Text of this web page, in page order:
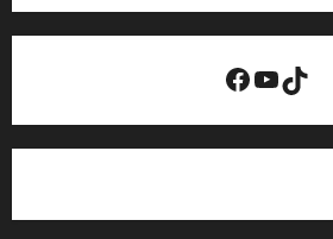
Facebook
YouTube
TikTok